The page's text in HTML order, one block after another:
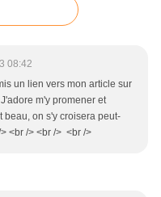
08:42
un lien vers mon article sur
m'y promener et
beau, on s'y croisera peut-
<br /> <br /> <br />